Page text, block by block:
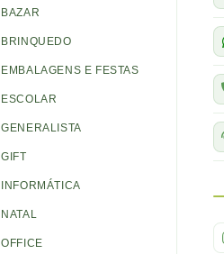
BAZAR
BRINQUEDO
EMBALAGENS E FESTAS
ESCOLAR
GENERALISTA
GIFT
INFORMÁTICA
NATAL
OFFICE